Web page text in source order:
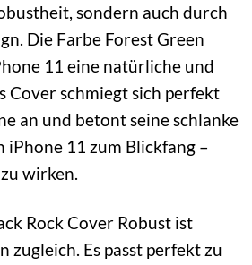
sondern auch durch
Die Farbe Forest Green
11 eine natürliche und
Cover schmiegt sich perfekt
an und betont seine schlanke
iPhone 11 zum Blickfang –
wirken.
Rock Cover Robust ist
zugleich. Es passt perfekt zu